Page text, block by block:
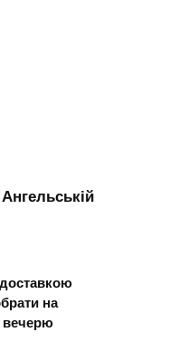
на
вечерю